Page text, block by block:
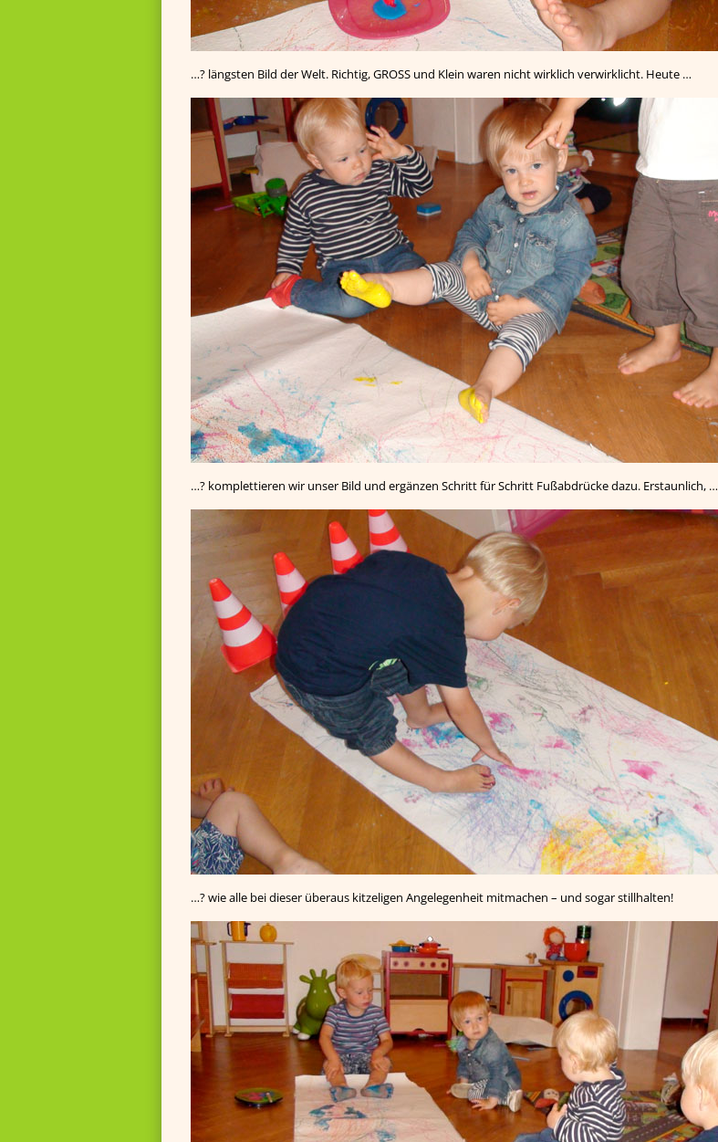
…? längsten Bild der Welt. Richtig, GROSS und Klein waren nicht wirklich verwirklicht. Heute …
…? komplettieren wir unser Bild und ergänzen Schritt für Schritt Fußabdrücke dazu. Erstaunlich, …
…? wie alle bei dieser überaus kitzeligen Angelegenheit mitmachen – und sogar stillhalten!